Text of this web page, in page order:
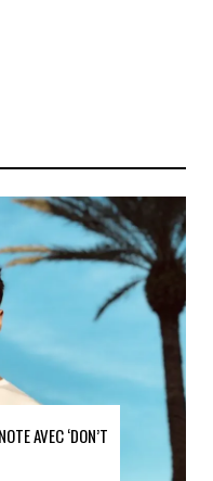
AVEC ‘DON’T